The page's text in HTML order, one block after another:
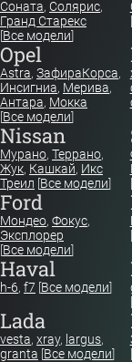
Соната, Солярис,
Гранд Старекс
[Все модели]
Opel
Astra, ЗафираКорса,
Инсигниа, Мерива,
Антара, Мокка
[Все модели]
Nissan
Мурано, Террано,
Жук, Кашкай, Икс
Треил [Все модели]
Ford
Мондео, Фокус,
Эксплорер
[Все модели]
Haval
h-6, f7 [Все модели]
Lada
vesta, xray, largus,
granta [Все модели]